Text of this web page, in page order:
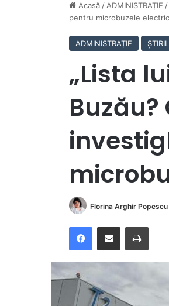
Acasă / ADMINISTRAȚIE /
pentru microbuzele
ADMINISTRAȚIE
„Lista
Florina Arghir Popescu
FacebookDistribuie prin e-mail